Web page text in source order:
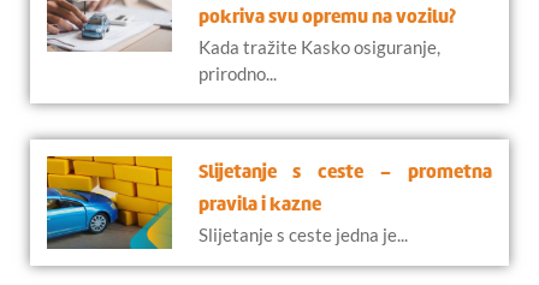
pokriva svu opremu na vozilu?
Kada tražite Kasko osiguranje,
prirodno...
Slijetanje s ceste – prometna
pravila i kazne
Slijetanje s ceste jedna je...